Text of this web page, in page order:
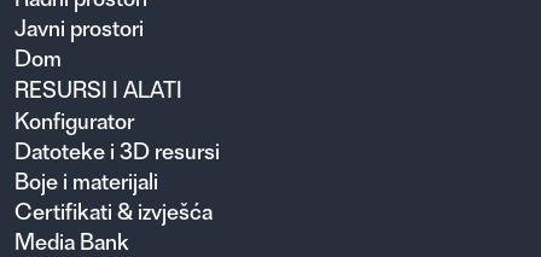
Javni prostori
Dom
RESURSI I ALATI
Konfigurator
Datoteke i 3D resursi
Boje i materijali
Certifikati & izvješća
Media Bank